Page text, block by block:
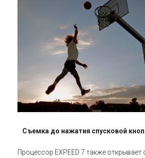
Съемка до нажатия спусковой
Процессор EXPEED 7 также